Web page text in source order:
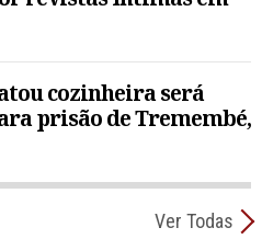
cozinheira será
prisão de Tremembé,
Ver Todas